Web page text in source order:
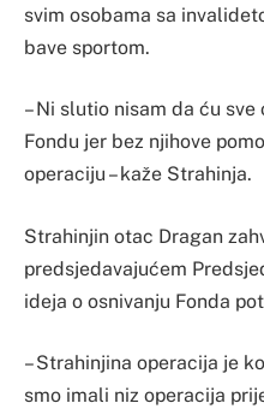
svim osobama sa
bave sportom.
– Ni slutio nisam da ću
Fondu jer bez njihove
operaciju – kaže Strahinja.
Strahinjin otac Dragan
predsjedavajućem
ideja o osnivanju Fonda
– Strahinjina operacija je
smo imali niz operacija